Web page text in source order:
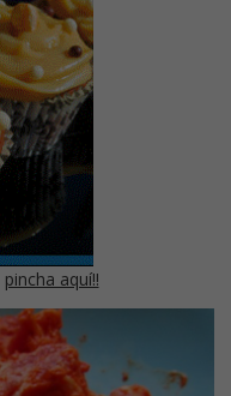
pincha aquí!!